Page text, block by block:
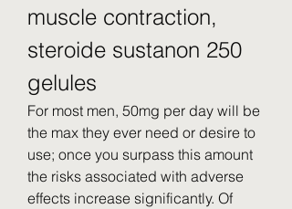
muscle contraction,
steroide sustanon 250
gelules
For most men, 50mg per day will be
the max they ever need or desire to
use; once you surpass this amount
the risks associated with adverse
effects increase significantly. Of